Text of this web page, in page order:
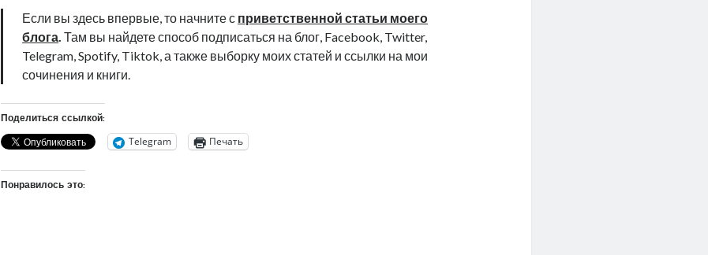
Если вы здесь впервые, то начните с приветственной статьи моего
блога. Там вы найдете способ подписаться на блог, Facebook, Twitter,
Telegram, Spotify, Tiktok, а также выборку моих статей и ссылки на мои
сочинения и книги.
Поделиться ссылкой:
Telegram Печать
Понравилось это: